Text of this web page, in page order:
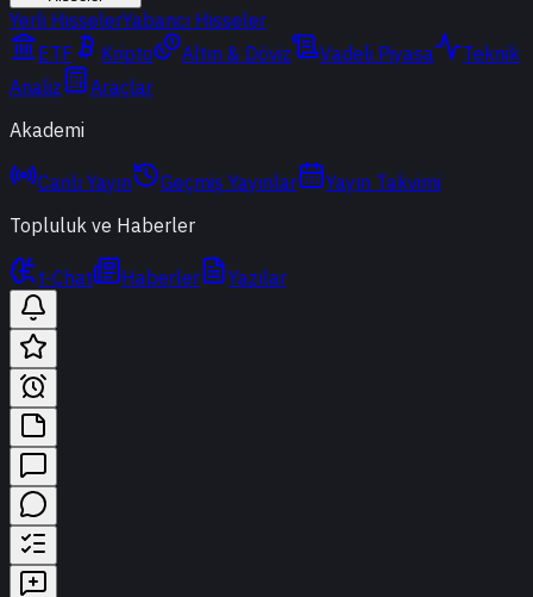
Yerli HisselerYabancı Hisseler
ETF
Kripto Altın & Döviz Vadeli Piyasa
Teknik
Analiz
Araçlar
Akademi
Canlı Yayın Geçmiş Yayınlar
Yayın Takvimi
Topluluk ve Haberler
t-Chat Haberler Yazılar